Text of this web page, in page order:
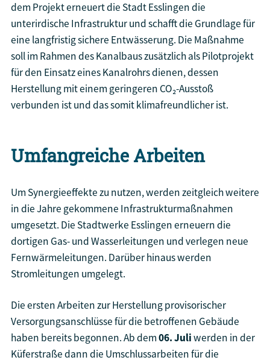
dem Projekt erneuert die Stadt Esslingen die
unterirdische Infrastruktur und schafft die Grundlage für
eine langfristig sichere Entwässerung. Die Maßnahme
soll im Rahmen des Kanalbaus zusätzlich als Pilotprojekt
für den Einsatz eines Kanalrohrs dienen, dessen
Herstellung mit einem geringeren CO₂-Ausstoß
verbunden ist und das somit klimafreundlicher ist.
Umfangreiche Arbeiten
Um Synergieeffekte zu nutzen, werden zeitgleich weitere
in die Jahre gekommene Infrastrukturmaßnahmen
umgesetzt. Die Stadtwerke Esslingen erneuern die
dortigen Gas- und Wasserleitungen und verlegen neue
Fernwärmeleitungen. Darüber hinaus werden
Stromleitungen umgelegt.
Die ersten Arbeiten zur Herstellung provisorischer
Versorgungsanschlüsse für die betroffenen Gebäude
haben bereits begonnen. Ab dem06. Juliwerden in der
Küferstraße dann die Umschlussarbeiten für die